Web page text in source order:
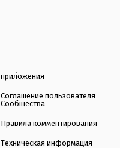
приложения
Соглашение пользователя
Сообщества
Правила комментирования
Техническая информация